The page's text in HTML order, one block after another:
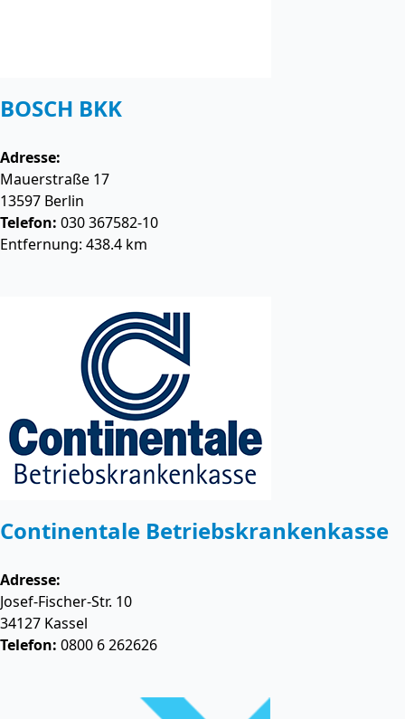
BOSCH BKK
Adresse:
Mauerstraße 17
13597 Berlin
Telefon: 030 367582-10
Entfernung: 438.4 km
Continentale Betriebskrankenkasse
Adresse:
Josef-Fischer-Str. 10
34127 Kassel
Telefon: 0800 6 262626